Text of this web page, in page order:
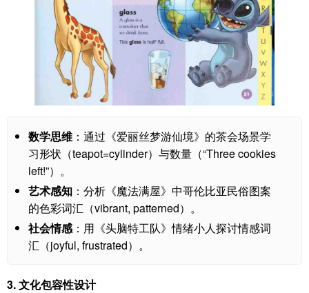
数学思维 ：通过《爱丽丝梦游仙境》的茶会场景学
习形状（teapot=cylinder）与数量（“Three cookies
left!”）。
艺术感知 ：分析《魔法满屋》中哥伦比亚民俗图案
的色彩词汇（vibrant, patterned）。
社会情感：用《头脑特工队》情绪小人探讨情感词
汇（joyful, frustrated）。
3.文化包容性设计